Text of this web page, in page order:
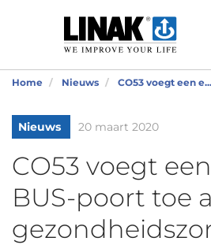
Home Nieuws CO53 voegt een e...
Nieuws 20 maart 2020
CO53 voegt
BUS-poort toe